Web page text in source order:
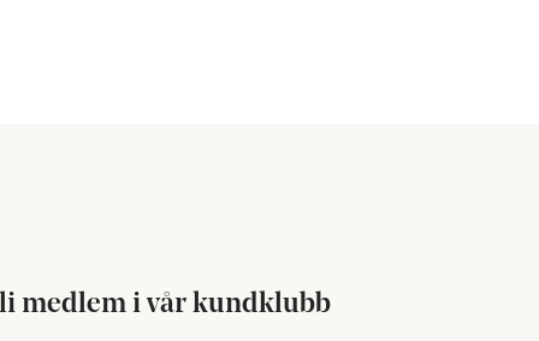
medlem i vår kundklubb